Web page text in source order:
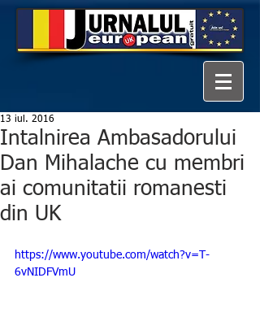
Intalnirea Ambasadorului
Dan Mihalache cu membri
ai comunitatii romanesti
din UK
13 iul. 2016
https://www.youtube.com/watch?v=T-
6vNIDFVmU